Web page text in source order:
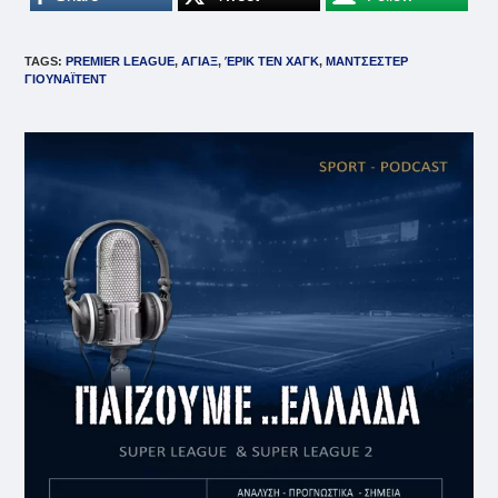
TAGS:PREMIER LEAGUE, ΑΓΙΑΞ, ΈΡΙΚ ΤΕΝ ΧΑΓΚ, ΜΑΝΤΣΕΣΤΕΡ
ΓΙΟΥΝΑΪΤΕΝΤ